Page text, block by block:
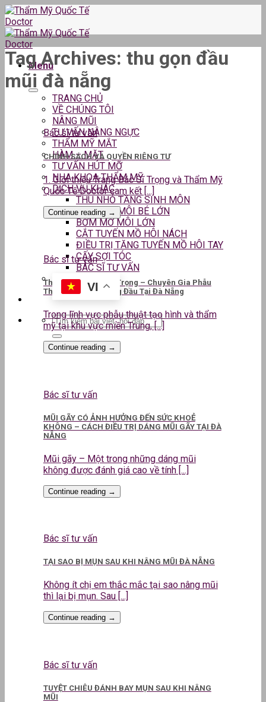
Skip
to
content
Menu
TRANG CHỦ
VỀ CHÚNG TÔI
NÂNG MŨI
TƯ VẤN NÂNG NGỰC
THẨM MỸ MẮT
HÀM – MẶT
TƯ VẤN HÚT MỠ
NHA KHOA THẨM MỸ
DỊCH VỤ KHÁC
THU NHỎ TẦNG SINH MÔN
THU GỌN MÔI BÉ LỚN
BƠM MỠ MÔI LỚN
CẮT TUYẾN MỒ HÔI NÁCH
ĐIỀU TRỊ TĂNG TUYẾN MỒ HÔI TAY
CẤY SỢI TÓC
BÁC SĨ TƯ VẤN
VI
Tag Archives: thu gọn đầu
mũi đà nẵng
Bác sĩ tư vấn
CHÍNH SÁCH VÀ QUYỀN RIÊNG TƯ
1. Giới thiệu Trang Bác Sĩ Trọng và Thẩm Mỹ
Quốc Tế Doctor cam kết [...]
Continue reading →
Bác sĩ tư vấn
ThS.BS CKII Lê Kim Trọng – Chuyên Gia Phẫu
Thuật Thẩm Mỹ Hàng Đầu Tại Đà Nẵng
Trong lĩnh vực phẫu thuật tạo hình và thẩm
mỹ tại khu vực miền Trung, [...]
Continue reading →
Bác sĩ tư vấn
MŨI GÃY CÓ ẢNH HƯỞNG ĐẾN SỨC KHOẺ
KHÔNG – CÁCH ĐIỀU TRỊ DÁNG MŨI GÃY TẠI ĐÀ
NẴNG
Mũi gãy – Một trong những dáng mũi
không được đánh giá cao về tính [...]
Continue reading →
Bác sĩ tư vấn
TẠI SAO BỊ MỤN SAU KHI NÂNG MŨI ĐÀ NẴNG
Không ít chị em thắc mắc tại sao nâng mũi
thì lại bị mụn. Sau [...]
Continue reading →
Bác sĩ tư vấn
TUYỆT CHIÊU ĐÁNH BAY MỤN SAU KHI NÂNG
MŨI